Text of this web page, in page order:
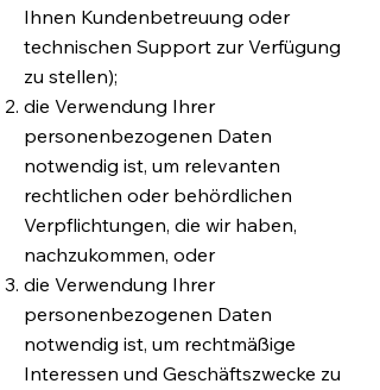
Ihnen Kundenbetreuung oder
technischen Support zur Verfügung
zu stellen);
die Verwendung Ihrer
personenbezogenen Daten
notwendig ist, um relevanten
rechtlichen oder behördlichen
Verpflichtungen, die wir haben,
nachzukommen, oder
die Verwendung Ihrer
personenbezogenen Daten
notwendig ist, um rechtmäßige
Interessen und Geschäftszwecke zu